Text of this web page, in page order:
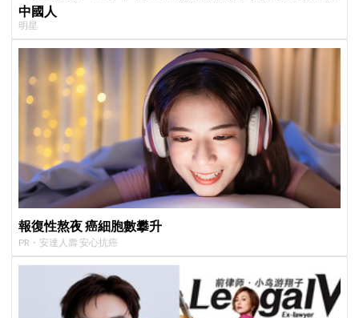
中國人
明星
報復性熬夜 癌細胞數攀升
PR・安達人壽 安心抗癌